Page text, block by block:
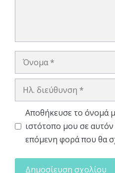
Όνομα
Ηλ.
Αποθήκευσε το όνομά
ιστότοπο μου σε
επόμενη φορά που θα